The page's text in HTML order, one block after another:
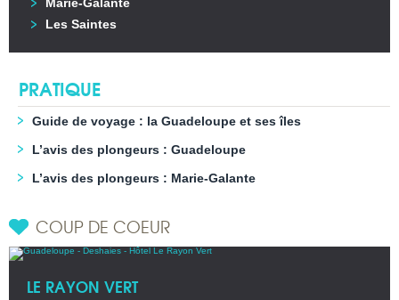
Les Saintes
PRATIQUE
Guide de voyage : la Guadeloupe et ses îles
L’avis des plongeurs : Guadeloupe
L’avis des plongeurs : Marie-Galante
COUP DE COEUR
LE RAYON VERT